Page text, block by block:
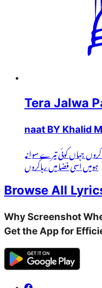
Tera Jalwa
naat BY Khalid
جہاں کوئی تیرے سوانہ
ہومیں اسی فضا میں رہاکروں
Browse All
Why Screenshot
Get the App for